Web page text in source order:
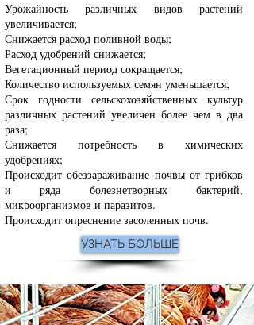
Урожайность различных видов растений
увеличивается;
Снижается расход поливной воды;
Расход удобрений снижается;
Вегетационный период сокращается;
Количество используемых семян уменьшается;
Срок годности сельскохозяйственных культур
различных растений увеличен более чем в два
раза;
Снижается потребность в химических
удобрениях;
Происходит обеззараживание почвы от грибков
и ряда болезнетворных бактерий,
микроорганизмов и паразитов.
Происходит опреснение засоленных почв.
УЗНАТЬ БОЛЬШЕ